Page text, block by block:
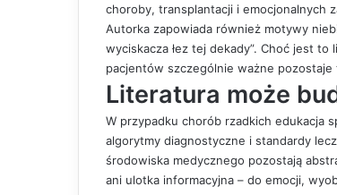
choroby, transplantacji i emocjonalnych
Autorka zapowiada również motywy
wyciskacza łez tej dekady”. Choć jest
pacjentów szczególnie ważne pozostaje
Literatura może
W przypadku chorób rzadkich edukacja
algorytmy diagnostyczne i standardy
środowiska medycznego pozostają
ani ulotka informacyjna – do emocji,